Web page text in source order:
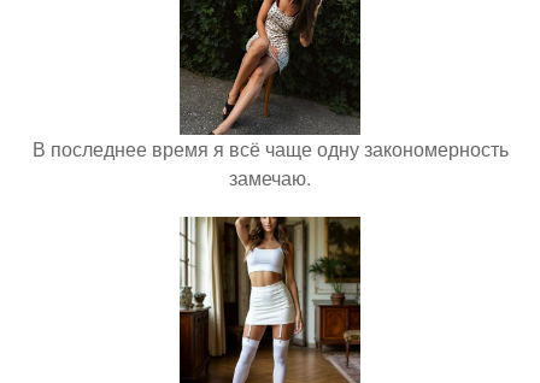
В последнее время я всё чаще одну закономерность
замечаю.